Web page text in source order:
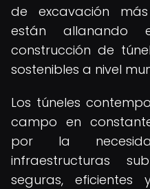
de excavación
están
construcción de
sostenibles a nivel
Los túneles
campo en
por la
infraestructuras
seguras,